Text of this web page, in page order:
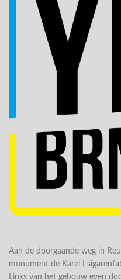
Aan de doorgaande weg in
monument de Karel I
Links van het gebouw even